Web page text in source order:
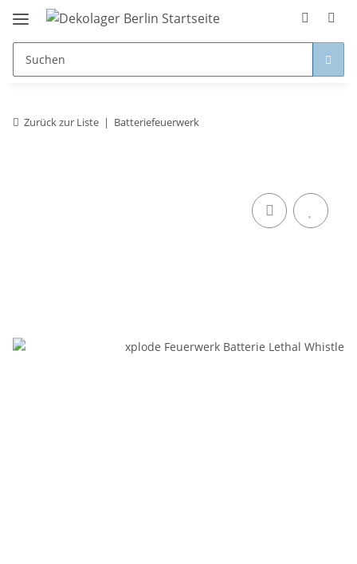
Zurück zur Liste Batteriefeuerwerk